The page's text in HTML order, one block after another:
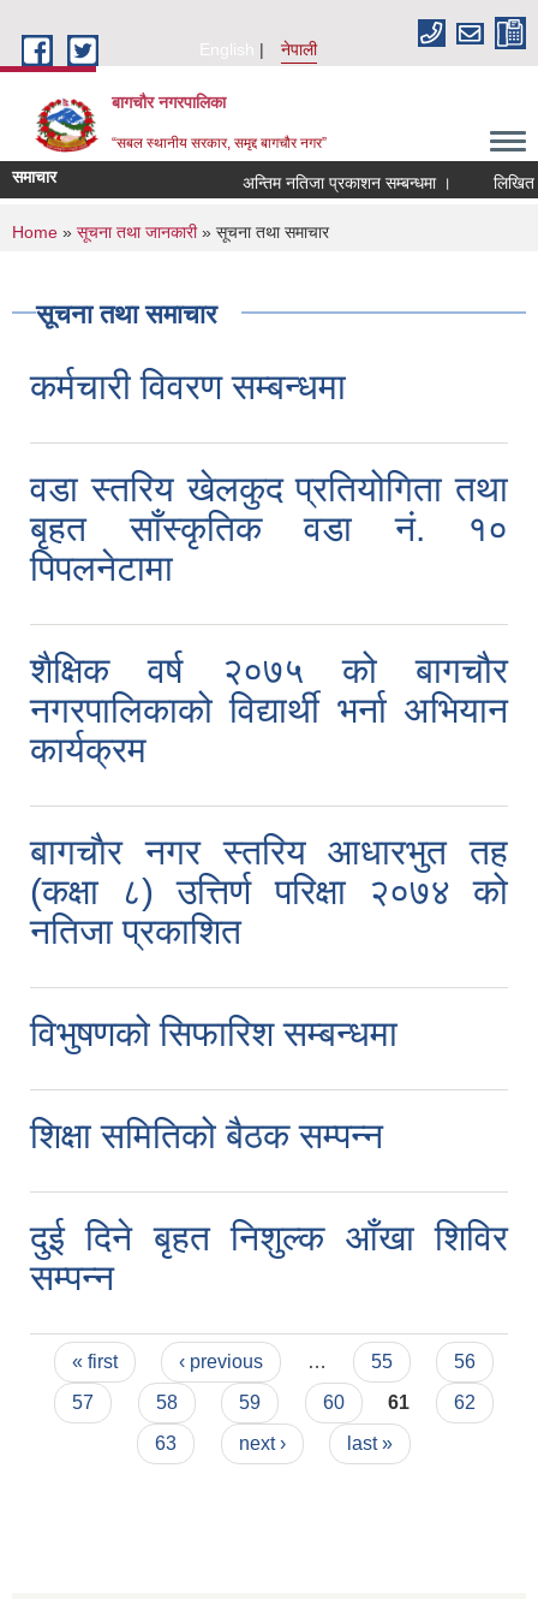
English
नेपाली
बागचौर नगरपालिका
“सबल स्थानीय सरकार, समृद्द बागचौर नगर”
समाचार अन्तिम नतिजा प्रकाशन सम्बन्धमा । लिखित
You are here
Home » सूचना तथा जानकारी» सूचना तथा समाचार
सूचना तथा समाचार
कर्मचारी विवरण सम्बन्धमा
वडा स्तरिय खेलकुद प्रतियोगिता तथा
बृहत साँस्कृतिक वडा नं. १०
पिपलनेटामा
शैक्षिक वर्ष २०७५ को बागचौर
नगरपालिकाको विद्यार्थी भर्ना अभियान
कार्यक्रम
बागचाैर नगर स्तरिय आधारभुत तह
(कक्षा ८) उत्तिर्ण परिक्षा २०७४ को
नतिजा प्रकाशित
विभुषणको सिफारिश सम्बन्धमा
शिक्षा समितिको बैठक सम्पन्न
दुई दिने बृहत निशुल्क आँखा शिविर
सम्पन्न
Pages
« first ‹ previous … 55
56
57
58 59 60 61
62
63
next › last »